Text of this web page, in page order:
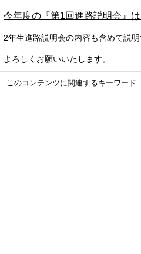
今年度の『第1回進路説明会』
2年生進路説明会の内容も含めて説明
よろしくお願いいたします。
このコンテンツに関連するキーワード